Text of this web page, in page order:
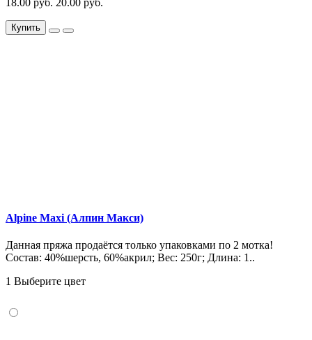
18.00 руб. 20.00 руб.
Купить
Alpine Maxi (Алпин Макси)
Данная пряжа продаётся только упаковками по 2 мотка!
Состав: 40%шерсть, 60%акрил; Вес: 250г; Длина: 1..
1 Выберите цвет